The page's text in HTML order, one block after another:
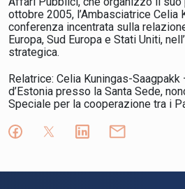
ottobre 2005, l’Ambasciatrice Celia
conferenza incentrata sulla
Europa, Sud Europa e Stati Uniti,
strategica.
Relatrice: Celia Kuningas-Saagpakk
d’Estonia presso la Santa Sede,
Speciale per la cooperazione tra i